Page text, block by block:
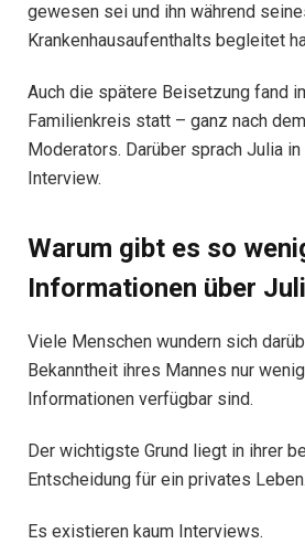
gewesen sei und ihn während
Krankenhausaufenthalts begleitet
Auch die spätere Beisetzung fand
Familienkreis statt – ganz nach
Moderators. Darüber sprach Julia
Interview.
Warum gibt es so
Informationen über
Viele Menschen wundern sich
Bekanntheit ihres Mannes nur
Informationen verfügbar sind.
Der wichtigste Grund liegt in ihrer
Entscheidung für ein privates Leben.
Es existieren kaum Interviews.